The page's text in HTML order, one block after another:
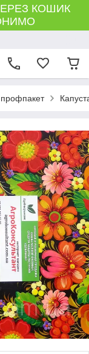
КОШИК
профпакет